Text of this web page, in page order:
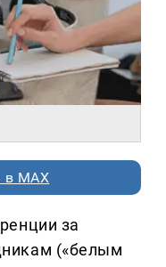
в MAX
за
(«белым